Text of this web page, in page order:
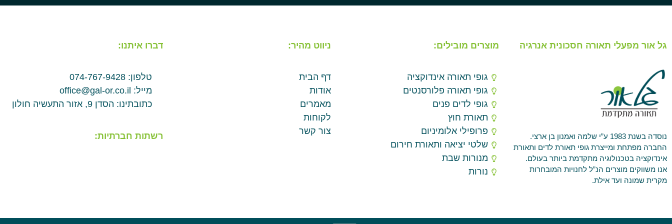
גל אור מפעלי תאורה חסכונית אנרגיה
נוסדה בשנת 1983 ע”י שלמה ואמנון בן ארצי.
החברה מפתחת ומייצרת גופי תאורת לדים ותאורת
אינדוקציה בטכנולוגיה מתקדמת ביותר בעולם.
אנו משווקים מוצרים הנ”ל לחנויות המובחרות
מקרית שמונה ועד אילת.
מוצרים מובילים:
גופי תאורה אינדוקציה
גופי תאורה פלורסנטים
גופי לדים פנים
תאורת חוץ
פרופילי אלומיניום
שלטי יציאה ותאורת חירום
מנורות שבת
נורות
ניווט מהיר:
דף הבית
אודות
מאמרים
לקוחות
צור קשר
דברו איתנו:
טלפון: 074-767-9428
מייל: office@gal-or.co.il
כתובתינו: הסדן 9, אזור התעשיה חולון
רשתות חברתיות: